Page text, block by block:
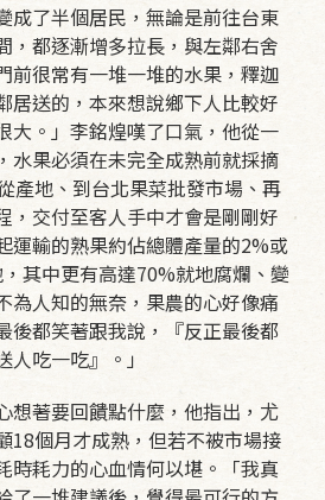
成了半個居民，無論是前往台東
，都逐漸增多拉長，與左鄰右舍
前很常有一堆一堆的水果，釋迦
居送的，本來想說鄉下人比較好
大。」李銘煌嘆了口氣，他從一
水果必須在未完全成熟前就採摘
產地、到台北果菜批發市場、再
，交付至客人手中才會是剛剛好
運輸的熟果約佔總體產量的2%或
其中更有高達70%就地腐爛、變
為人知的無奈，果農的心好像痛
後都笑著跟我說，『反正最後都
吃一吃』。」
想著要回饋點什麼，他指出，尤
18個月才成熟，但若不被市場接
時耗力的心血情何以堪。「我真